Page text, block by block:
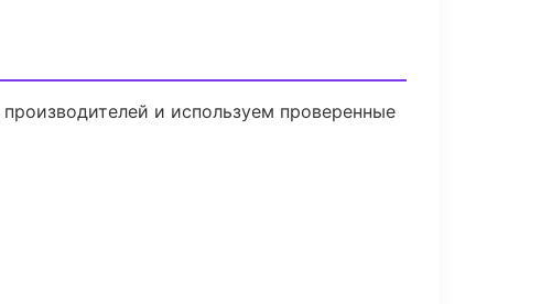
и используем проверенные